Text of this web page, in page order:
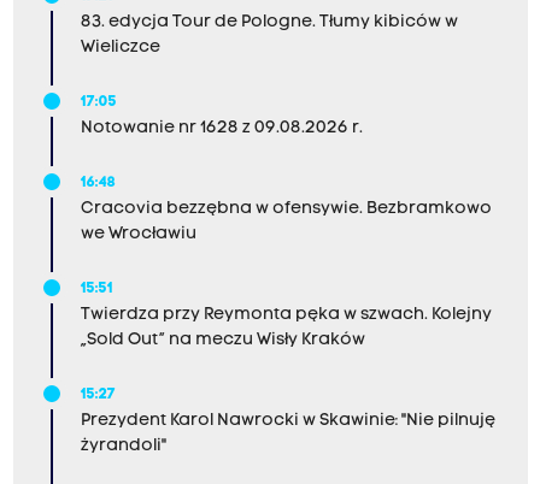
83. edycja Tour de Pologne. Tłumy kibiców w
Wieliczce
17:05
Notowanie nr 1628 z 09.08.2026 r.
16:48
Cracovia bezzębna w ofensywie. Bezbramkowo
we Wrocławiu
15:51
Twierdza przy Reymonta pęka w szwach. Kolejny
„Sold Out” na meczu Wisły Kraków
15:27
Prezydent Karol Nawrocki w Skawinie: "Nie pilnuję
żyrandoli"